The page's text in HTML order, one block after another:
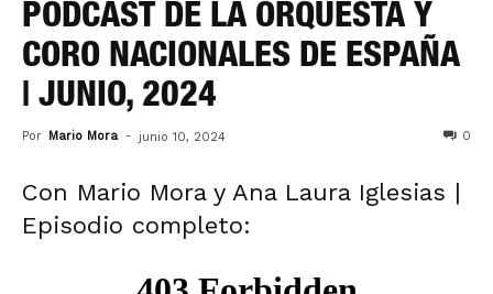
PODCAST DE LA ORQUESTA Y
CORO NACIONALES DE ESPAÑA
| JUNIO, 2024
Por Mario Mora - junio 10, 2024 0
Con Mario Mora y Ana Laura Iglesias |
Episodio completo: